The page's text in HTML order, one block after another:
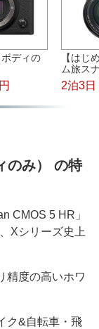
ディの
円
【はじ
ム旅ス
2泊3日
のみ） の特
CMOS 5 HR」
Xシリーズ史上
精度の高いホワ
ク&自転車・飛